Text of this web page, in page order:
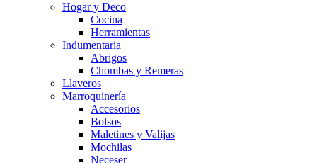
Hogar y Deco
Cocina
Herramientas
Indumentaria
Abrigos
Chombas y Remeras
Llaveros
Marroquinería
Accesorios
Bolsos
Maletines y Valijas
Mochilas
Neceser